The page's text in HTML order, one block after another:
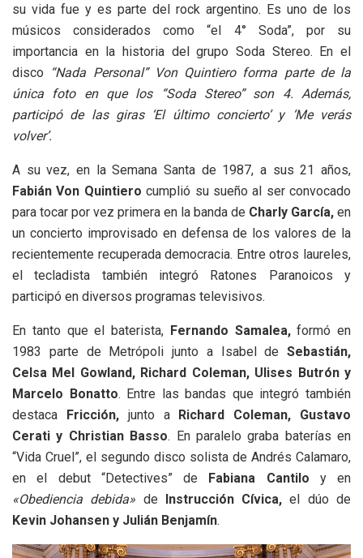
su vida fue y es parte del rock argentino. Es uno de los
músicos considerados como “el 4° Soda”, por su
importancia en la historia del grupo Soda Stereo. En el
disco
“Nada Personal” Von Quintiero forma parte de la
única foto en que los “Soda Stereo” son 4. Además,
participó de las giras ‘El último concierto’ y ‘Me verás
volver’.
A su vez, en la Semana Santa de 1987, a sus 21 años,
Fabián Von Quintiero cumplió su sueño al ser convocado
para tocar por vez primera en la banda de Charly García, en
un concierto improvisado en defensa de los valores de la
recientemente recuperada democracia. Entre otros laureles,
el tecladista también integró Ratones Paranoicos y
participó en diversos programas televisivos.
En tanto que el baterista, Fernando Samalea,formó en
1983 parte de Metrópoli junto a Isabel de Sebastián,
Celsa Mel Gowland, Richard Coleman, Ulises Butrón y
Marcelo Bonatto. Entre las bandas que integró también
destaca Fricción,junto a Richard Coleman, Gustavo
Cerati y Christian Basso. En paralelo graba baterías en
“Vida Cruel”, el segundo disco solista de Andrés Calamaro,
en el debut “Detectives” de Fabiana Cantilo y en
«Obediencia debida» de Instrucción Cívica, el dúo de
Kevin Johansen y Julián Benjamín.